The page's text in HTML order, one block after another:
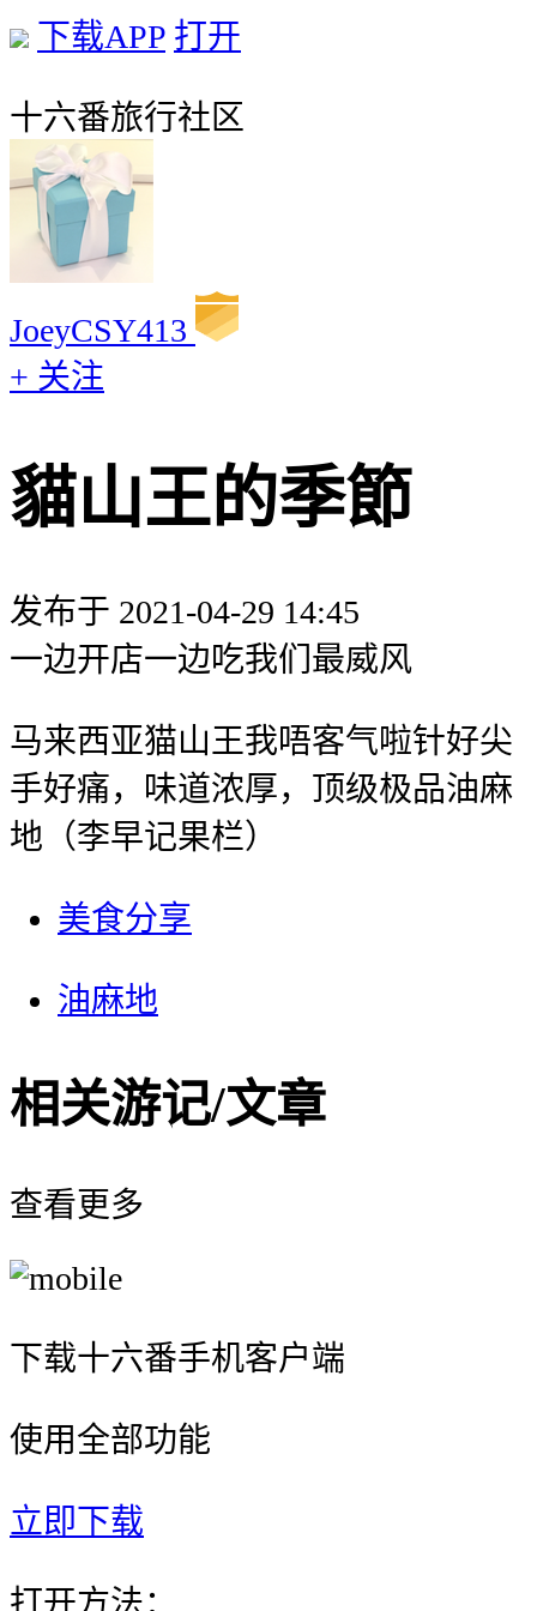
下载APP 打开
十六番旅行社区
JoeyCSY413
+ 关注
貓山王的季節
发布于 2021-04-29 14:45
一边开店一边吃我们最威风
马来西亚猫山王我唔客气啦针好尖
手好痛，味道浓厚，顶级极品油麻
地（李早记果栏）
美食分享
油麻地
相关游记/文章
查看更多
下载十六番手机客户端
使用全部功能
立即下载
打开方法：